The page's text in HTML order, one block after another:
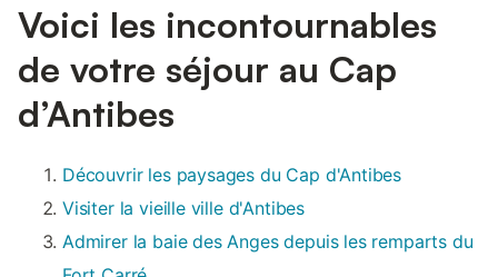
Voici les incontournables
de votre séjour au Cap
d’Antibes
Découvrir les paysages du Cap d'Antibes
Visiter la vieille ville d'Antibes
Admirer la baie des Anges depuis les remparts du